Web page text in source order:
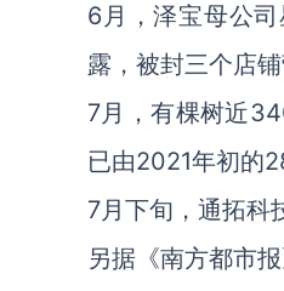
6月，泽宝母公
露，被封三个店
7月，有棵树近
已由2021年初的
7月下旬，通拓科
另据《南方都市